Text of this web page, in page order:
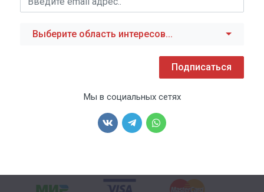
Выберите область интересов...
Подписаться
Мы в социальных сетях